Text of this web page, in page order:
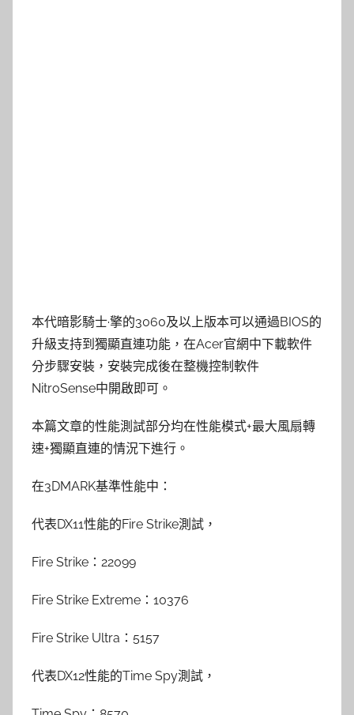
本代暗影騎士·擎的3060及以上版本可以通過BIOS的
升級支持到獨顯直連功能，在Acer官網中下載軟件
分步驟安裝，安裝完成後在整機控制軟件
NitroSense中開啟即可。
本篇文章的性能測試部分均在性能模式+最大風扇轉
速+獨顯直連的情況下進行。
在3DMARK基準性能中：
代表DX11性能的Fire Strike測試，
Fire Strike：22099
Fire Strike Extreme：10376
Fire Strike Ultra：5157
代表DX12性能的Time Spy測試，